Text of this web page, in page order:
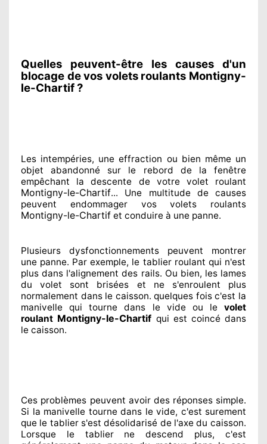
Quelles peuvent-être les causes d'un
blocage de vos volets roulants Montigny-
le-Chartif ?
Les intempéries, une effraction ou bien même un
objet abandonné sur le rebord de la fenêtre
empêchant la descente de votre volet roulant
Montigny-le-Chartif... Une multitude decauses
peuvent endommagervos volets roulants
Montigny-le-Chartif et conduire à une panne.
Plusieurs dysfonctionnements peuvent montrer
une panne. Par exemple, le tablier roulant qui n'est
plus dans l'alignement des rails. Ou bien, les lames
du volet sont brisées et ne s'enroulent plus
normalement dans le caisson. quelques foisc'est la
manivelle qui tourne dans le vide ou le volet
roulant Montigny-le-Chartif qui est coincé dans
le caisson.
Ces problèmes peuvent avoir des réponses simple.
Si la manivelle tourne dans le vide, c'est surement
que le tablier s'est désolidarisé de l'axe du caisson.
Lorsque le tablier ne descend plus, c'est